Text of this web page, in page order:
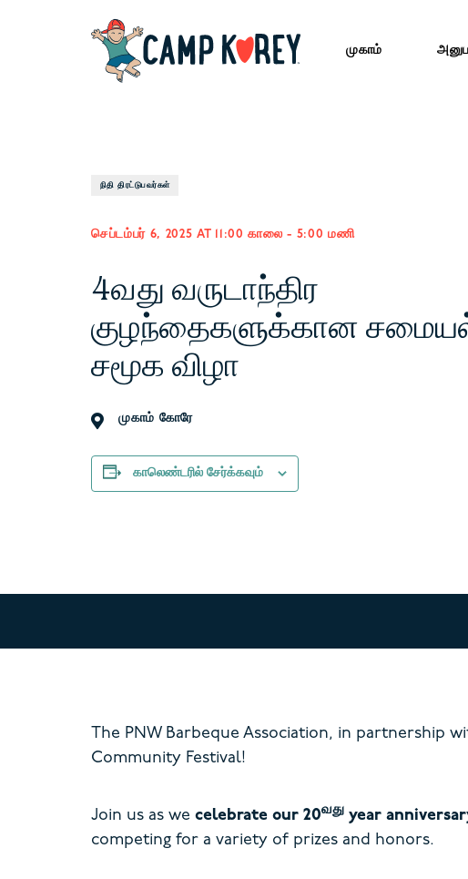
முகாம்
நிதி திரட்டுபவர்கள்
செப்டம்பர் 6, 2025 AT 11:00 காலை - 5:00 மணி
4வது வருடாந்திர
குழந்தைகளுக்கான
சமூக விழா
முகாம் கோரே
காலெண்டரில் சேர்க்கவும்
The PNW Barbeque Association, in partnership
Community Festival!
Join us as we celebrate our 20வது year
competing for a variety of prizes and honors.